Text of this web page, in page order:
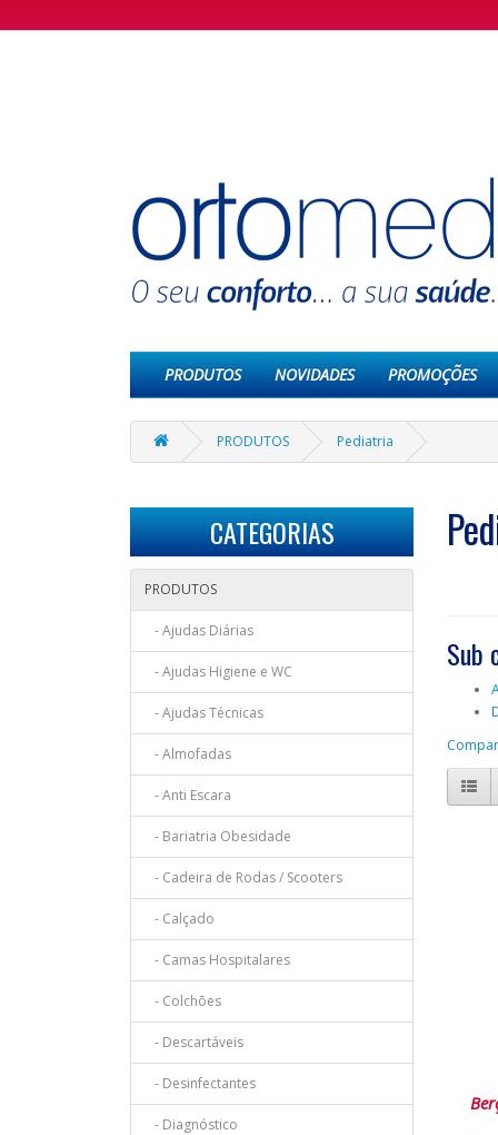
PRODUTOS NOVIDADES PROMOÇÕES
PRODUTOS Pediatria
CATEGORIAS
PRODUTOS
- Ajudas Diárias
- Ajudas Higiene e WC
- Ajudas Técnicas
- Almofadas
- Anti Escara
- Bariatria Obesidade
- Cadeira de Rodas / Scooters
- Calçado
- Camas Hospitalares
- Colchões
- Descartáveis
- Desinfectantes
- Diagnóstico
Sub